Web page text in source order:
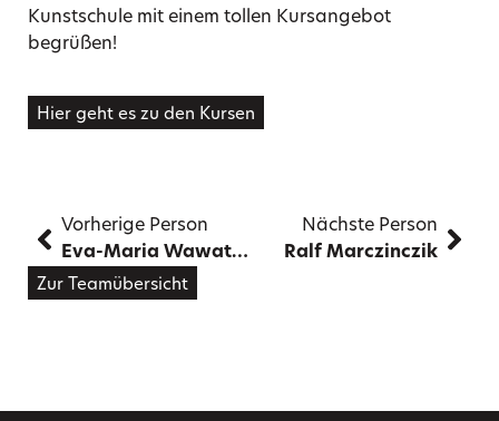
Kunstschule mit einem tollen Kursangebot
begrüßen!
Hier geht es zu den Kursen
Vorherige Person
Eva-Maria Wawatschek
Nächste Person
Ralf Marczinczik
Zur Teamübersicht